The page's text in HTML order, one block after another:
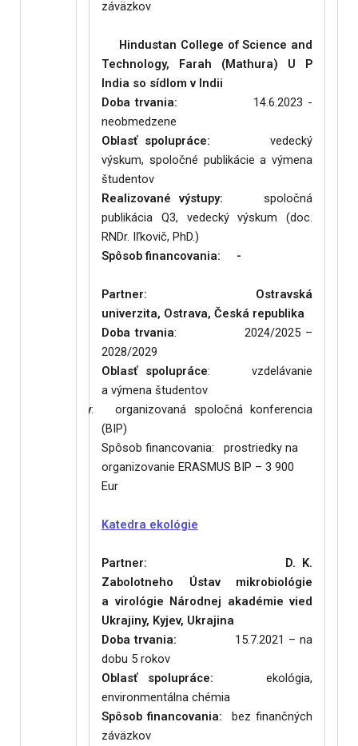
záväzkov
Hindustan College of Science and
Technology, Farah (Mathura) U P
India so sídlom v Indii
Doba trvania: 14.6.2023 -
neobmedzene
Oblasť spolupráce: vedecký
výskum, spoločné publikácie a výmena
študentov
Realizované výstupy: spoločná
publikácia Q3, vedecký výskum (doc.
RNDr. Iľkovič, PhD.)
Spôsob financovania: -
Partner:
Ostravská
univerzita, Ostrava, Česká republika
Doba trvania: 2024/2025 –
2028/2029
Oblasť spolupráce: vzdelávanie
a výmena študentov
výstupy: organizovaná spoločná konferencia
(BIP)
Spôsob financovania: prostriedky na
organizovanie ERASMUS BIP – 3 900
Eur
Katedra ekológie
Partner: D. K.
Zabolotneho Ústav mikrobiológie
a virológie Národnej akadémie vied
Ukrajiny, Kyjev, Ukrajina
Doba trvania: 15.7.2021 – na
dobu 5 rokov
Oblasť spolupráce: ekológia,
environmentálna chémia
Spôsob financovania: bez finančných
záväzkov